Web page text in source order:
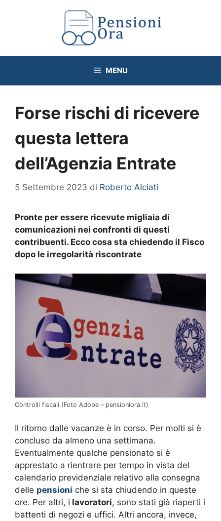
MENU
Forse rischi di ricevere
questa lettera
dell’Agenzia Entrate
5 Settembre 2023 di Roberto Alciati
Pronte per essere ricevute migliaia di
comunicazioni nei confronti di questi
contribuenti. Ecco cosa sta chiedendo il Fisco
dopo le irregolarità riscontrate
Controlli fiscali (Foto Adobe – pensioniora.it)
Il ritorno dalle vacanze è in corso. Per molti si è
concluso da almeno una settimana.
Eventualmente qualche pensionato si è
apprestato a rientrare per tempo in vista del
calendario previdenziale relativo alla consegna
delle pensioni che si sta chiudendo in queste
ore. Per altri, i lavoratori, sono stati già riaperti i
battenti di negozi e uffici. Altri ancora, invece,